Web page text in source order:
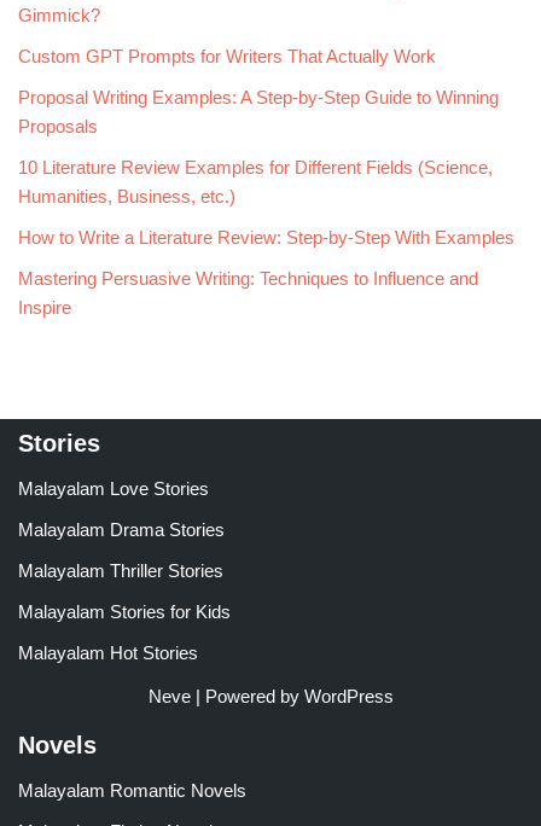
Gimmick?
Custom GPT Prompts for Writers That Actually Work
Proposal Writing Examples: A Step-by-Step Guide to Winning
Proposals
10 Literature Review Examples for Different Fields (Science,
Humanities, Business, etc.)
How to Write a Literature Review: Step-by-Step With Examples
Mastering Persuasive Writing: Techniques to Influence and
Inspire
Stories
Malayalam Love Stories
Malayalam Drama Stories
Malayalam Thriller Stories
Malayalam Stories for Kids
Malayalam Hot Stories
Neve| Powered by WordPress
Novels
Malayalam Romantic Novels